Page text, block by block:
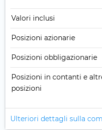
Valori inclusi
Posizioni azionarie
Posizioni obbligazionarie
Posizioni in contanti e
posizioni
Ulteriori dettagli sulla